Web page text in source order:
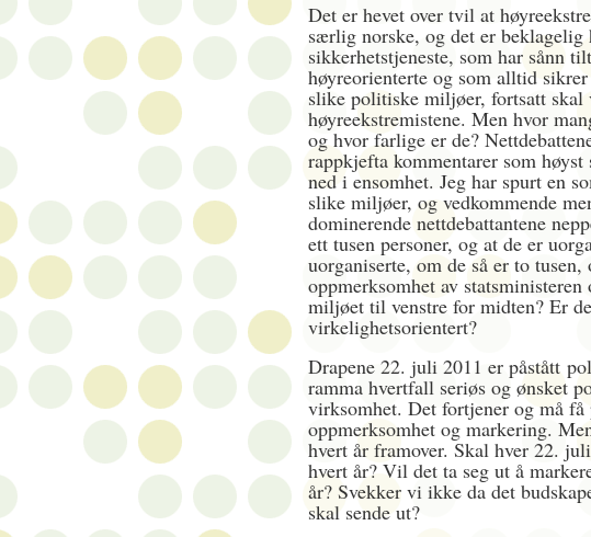
Det er hevet over tvil at
særlig norske, og det er
sikkerhetstjeneste, som har sånn
høyreorienterte og som alltid
slike politiske miljøer, fortsatt
høyreekstremistene. Men hvor
og hvor farlige er de?
rappkjefta kommentarer som
ned i ensomhet. Jeg har spurt en
slike miljøer, og vedkommende
dominerende nettdebattantene
ett tusen personer, og at de er
uorganiserte, om de så er to tusen,
oppmerksomhet av
miljøet til venstre for midten? Er
virkelighetsorientert?
Drapene 22. juli 2011 er påstått
ramma hvertfall seriøs og ønsket
virksomhet. Det fortjener og må
oppmerksomhet og markering.
hvert år framover. Skal hver 22.
hvert år? Vil det ta seg ut å
år? Svekker vi ikke da det
skal sende ut?